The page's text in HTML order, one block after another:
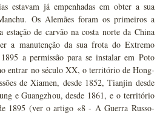
estavam já empenhadas em obter a sua
Os Alemães foram os primeiros a
estação de carvão na costa norte da China
a manutenção da sua frota do Extremo
a permissão para se instalar em Poto
entrar no século XX, o território de Hong-
de Xiamen, desde 1852, Tianjin desde
e Guangzhou, desde 1861, e o território
1895 (ver o artigo «8 - A Guerra Russo-